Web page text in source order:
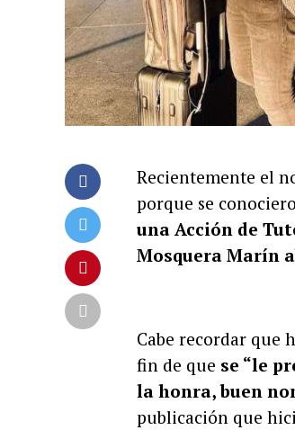
Recientemente el
porque se
una Acción de
Mosquera Marín
Cabe recordar que
fin de que se “le
la honra, buen
publicación que